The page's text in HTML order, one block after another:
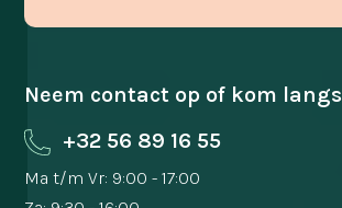
Neem contact op of kom langs
+32 56 89 16 55
Ma t/m Vr: 9:00 - 17:00